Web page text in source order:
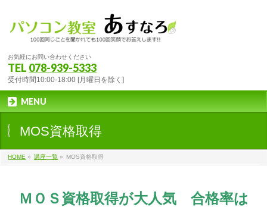
お気軽にお問い合わせください
TEL 078-939-5333
受付時間10:00-18:00 [月曜日を除く]
MENU
MOS資格取得
HOME » 講座一覧 » MOS資格取得
ＭＯＳ資格取得が大人気 合格率は